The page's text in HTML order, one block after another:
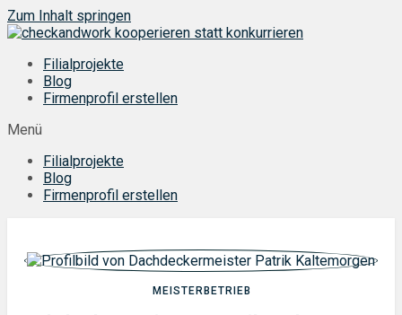
Zum Inhalt springen
Filialprojekte
Blog
Firmenprofil erstellen
Menü
Filialprojekte
Blog
Firmenprofil erstellen
MEISTERBETRIEB